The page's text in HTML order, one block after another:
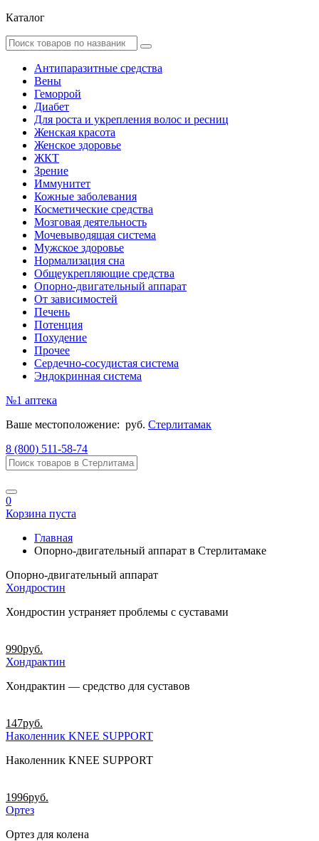
Каталог
Антипаразитные средства
Вены
Геморрой
Диабет
Для роста и укрепления волос и ресниц
Женская красота
Женское здоровье
ЖКТ
Зрение
Иммунитет
Кожные заболевания
Косметические средства
Мозговая деятельность
Мочевыводящая система
Мужское здоровье
Нормализация сна
Общеукрепляющие средства
Опорно-двигательный аппарат
От зависимостей
Печень
Потенция
Похудение
Прочее
Сердечно-сосудистая система
Эндокринная система
№1 аптека
Ваше местоположение: руб. Стерлитамак
8 (800) 511-58-74
0
Корзина пуста
Главная
Опорно-двигательный аппарат в Стерлитамаке
Опорно-двигательный аппарат
Хондростин
Хондростин устраняет проблемы с суставами
990руб.
Хондрактин
Хондрактин — средство для суставов
147руб.
Наколенник KNEE SUPPORT
Наколенник KNEE SUPPORT
1996руб.
Ортез
Ортез для колена